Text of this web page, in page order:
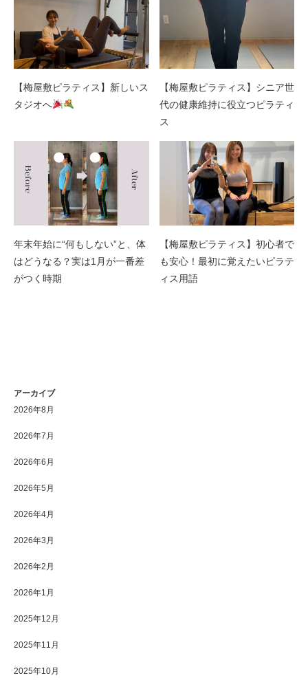
【梅屋敷ピラティス】新しいス
タジオへ
【梅屋敷ピラティス】シニア世
代の健康維持に役立つピラティ
ス
年末年始に“何もしない”と、体
はどうなる？実は1月が一番差
がつく時期
【梅屋敷ピラティス】初心者で
も安心！最初に覚えたいピラテ
ィス用語
アーカイブ
2026年8月
2026年7月
2026年6月
2026年5月
2026年4月
2026年3月
2026年2月
2026年1月
2025年12月
2025年11月
2025年10月